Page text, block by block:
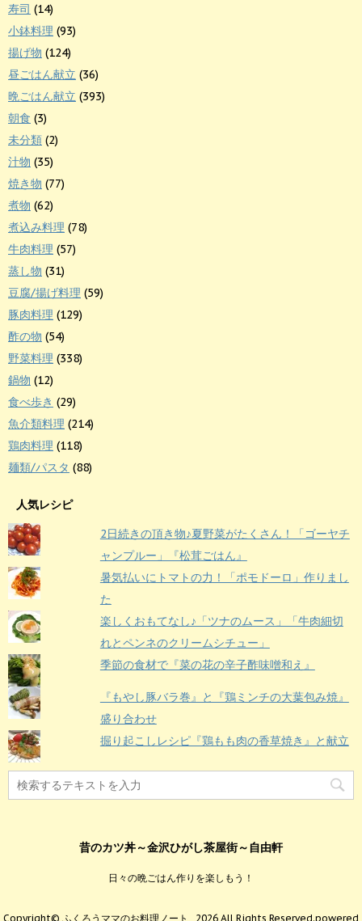
寿司 (14)
小鉢料理 (93)
揚げ物 (124)
昼ごはん献立 (36)
晩ごはん献立 (393)
朝食 (3)
未分類 (2)
汁物 (35)
焼き物 (77)
煮物 (62)
煮込み料理 (78)
牛肉料理 (57)
蒸し物 (31)
豆腐/揚げ料理 (59)
豚肉料理 (129)
酢の物 (54)
野菜料理 (338)
鍋物 (12)
食べ歩き (29)
魚介類料理 (214)
鶏肉料理 (118)
麺類/パスタ (88)
人気レシピ
2日続きの頂き物♪夏野菜がたくさん！「ゴーヤチ
ャンプルー」『松茸ごはん』
暑気払いにトマトの力！「ポモドーロ」作りまし
た
楽しくおもてなし♪「ツナのムース」「牛肉細切
れとペンネのクリームシチュー」
季節の食材で『菜の花の辛子酢味噌和え』
『もやし豚バラ巻』と『鶏ミンチの大葉包み焼』
盛り合わせ
掘り起こしレシピ『鶏もも肉の香草焼き』と献立
昔のカツ丼～金沢ひがし茶屋街～自由軒
日々の晩ごはん作りを楽しもう！
Copyright© ふくろうママのお料理ノート , 2026 All Rights Reserved.powered